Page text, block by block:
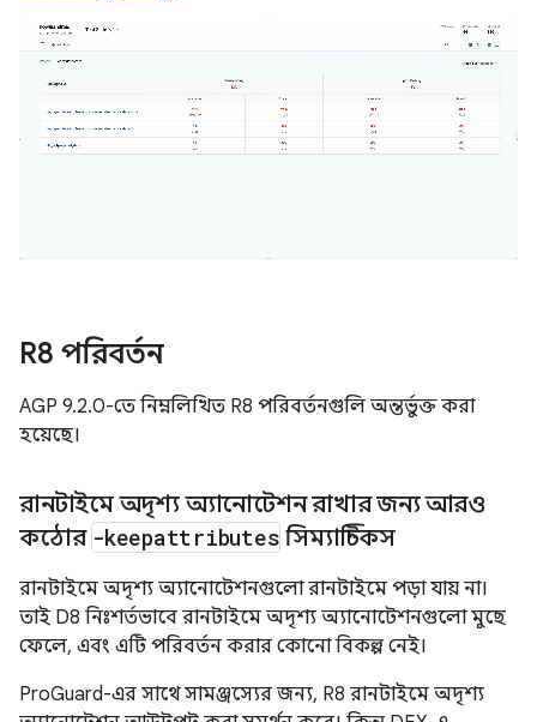
R8 পরিবর্তন
AGP 9.2.0-তে নিম্নলিখিত R8 পরিবর্তনগুলি অন্তর্ভুক্ত করা
হয়েছে।
রানটাইমে অদৃশ্য অ্যানোটেশন রাখার জন্য আরও
কঠোর -keepattributes সিম্যান্টিকস
রানটাইমে অদৃশ্য অ্যানোটেশনগুলো রানটাইমে পড়া যায় না।
তাই D8 নিঃশর্তভাবে রানটাইমে অদৃশ্য অ্যানোটেশনগুলো মুছে
ফেলে, এবং এটি পরিবর্তন করার কোনো বিকল্প নেই।
ProGuard-এর সাথে সামঞ্জস্যের জন্য, R8 রানটাইমে অদৃশ্য